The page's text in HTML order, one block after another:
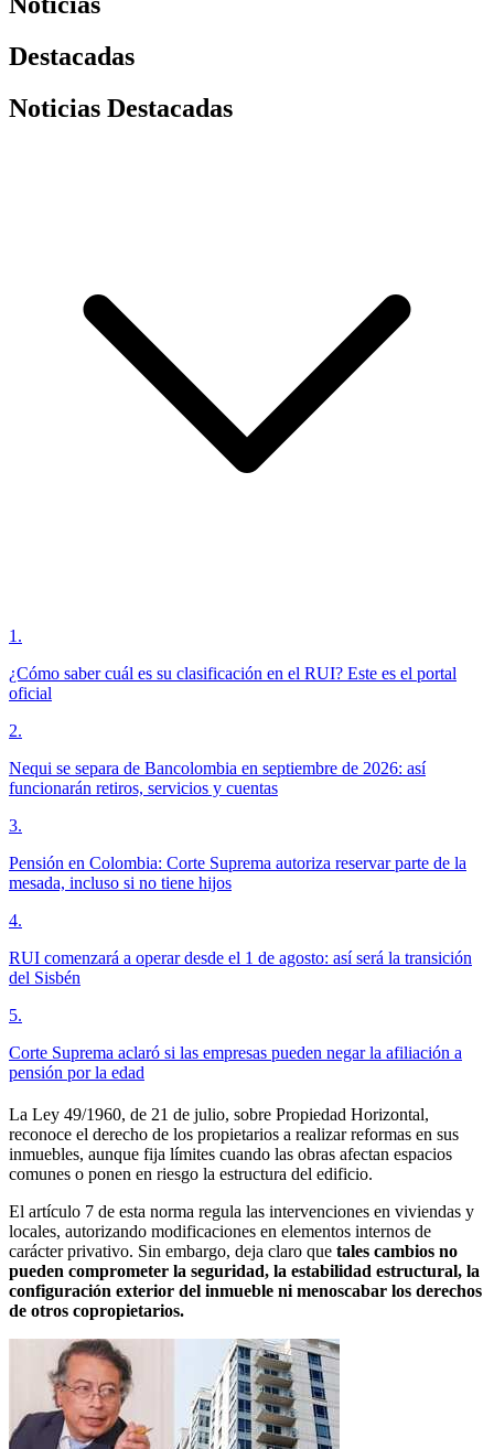
Destacadas
Noticias Destacadas
1 .
¿Cómo saber cuál es su clasificación en el RUI? Este es el portal
oficial
2.
Nequi se separa de Bancolombia en septiembre de 2026: así
funcionarán retiros, servicios y cuentas
3.
Pensión en Colombia: Corte Suprema autoriza reservar parte de la
mesada, incluso si no tiene hijos
4.
RUI comenzará a operar desde el 1 de agosto: así será la transición
del Sisbén
5.
Corte Suprema aclaró si las empresas pueden negar la afiliación a
pensión por la edad
La Ley 49/1960, de 21 de julio, sobre Propiedad Horizontal,
reconoce el derecho de los propietarios a realizar reformas en sus
inmuebles, aunque fija límites cuando las obras afectan espacios
comunes o ponen en riesgo la estructura del edificio.
El artículo 7 de esta norma regula las intervenciones en viviendas y
locales, autorizando modificaciones en elementos internos de
carácter privativo. Sin embargo, deja claro que tales cambios no
pueden comprometer la seguridad, la estabilidad estructural, la
configuración exterior del inmueble ni menoscabar los derechos
de otros copropietarios.